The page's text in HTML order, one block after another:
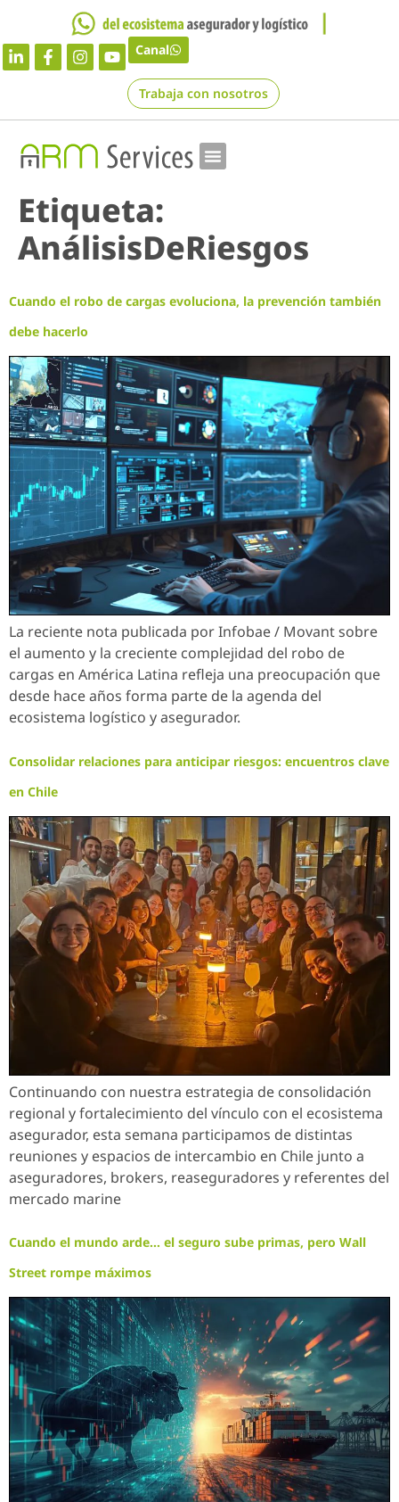
Canal
Trabaja con nosotros
Etiqueta:
AnálisisDeRiesgos
Cuando el robo de cargas evoluciona, la prevención también
debe hacerlo
La reciente nota publicada por Infobae / Movant sobre
el aumento y la creciente complejidad del robo de
cargas en América Latina refleja una preocupación que
desde hace años forma parte de la agenda del
ecosistema logístico y asegurador.
Consolidar relaciones para anticipar riesgos: encuentros clave
en Chile
Continuando con nuestra estrategia de consolidación
regional y fortalecimiento del vínculo con el ecosistema
asegurador, esta semana participamos de distintas
reuniones y espacios de intercambio en Chile junto a
aseguradores, brokers, reaseguradores y referentes del
mercado marine
Cuando el mundo arde… el seguro sube primas, pero Wall
Street rompe máximos